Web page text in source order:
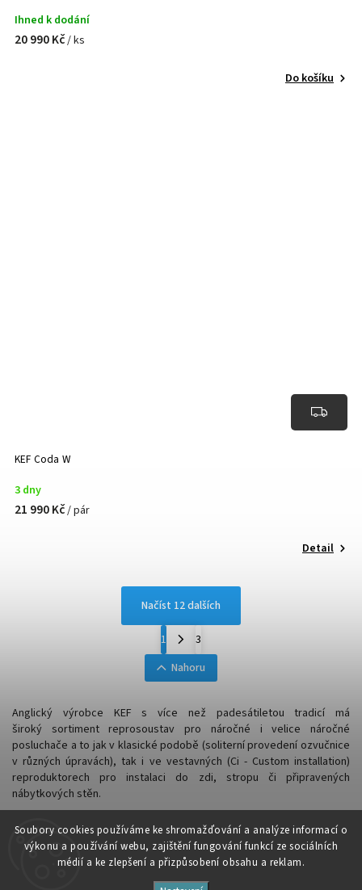
Soubory cookies používáme ke shromažďování a analýze informací o
výkonu a používání webu, zajištění fungování funkcí ze sociálních
médií a ke zlepšení a přizpůsobení obsahu a reklam.
Ihned k dodání
20 990 Kč/ ks
Do košíku
KEF Coda W
3 dny
21 990 Kč/ pár
Detail
Načíst 12 dalších
1
3
Nahoru
Anglický výrobce KEF s více než padesátiletou tradicí má
široký sortiment reprosoustav pro náročné i velice náročné
posluchače a to jak v klasické podobě (soliterní provedení ozvučnice
v různých úpravách), tak i ve vestavných (Ci - Custom installation)
reproduktorech pro instalaci do zdi, stropu či připravených
nábytkových stěn.